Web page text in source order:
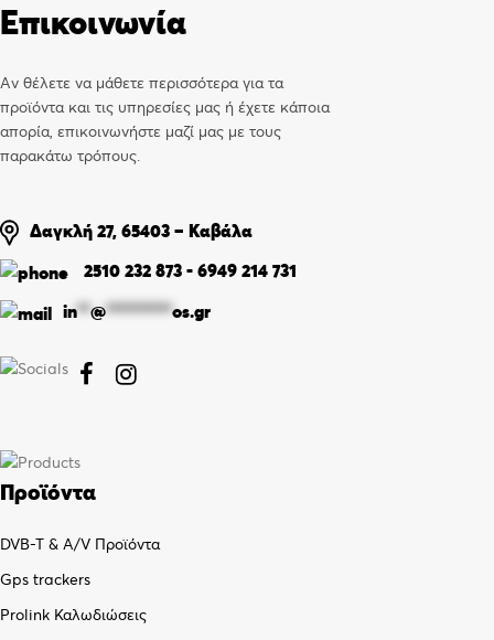
Επικοινωνία
Αν θέλετε να μάθετε περισσότερα για τα
προϊόντα και τις υπηρεσίες μας ή έχετε κάποια
απορία, επικοινωνήστε μαζί μας με τους
παρακάτω τρόπους.
Δαγκλή 27, 65403 – Καβάλα
2510 232 873 - 6949 214 731
in**@**********os.gr
 
Προϊόντα
DVB-T & A/V Προϊόντα
Gps trackers
Prolink Καλωδιώσεις